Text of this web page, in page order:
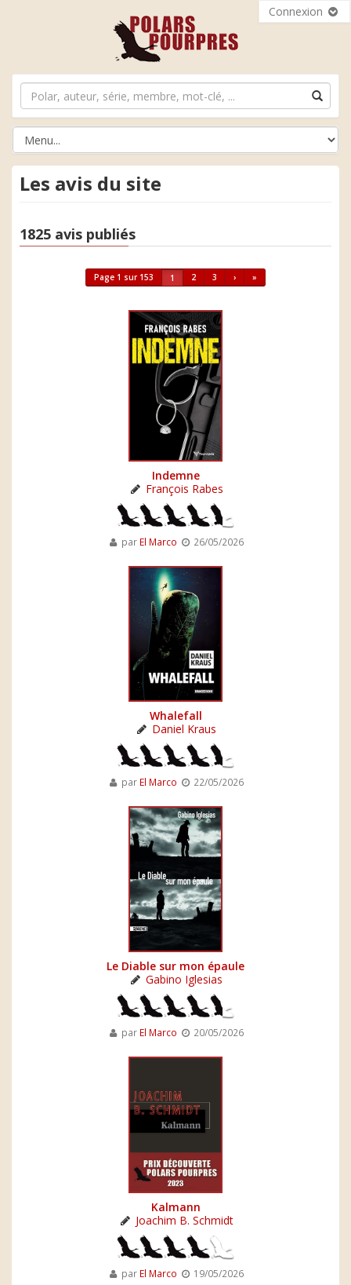
Connexion
Les avis du site
1825 avis publiés
Page 1 sur 153 1 2 3 › »
Indemne
François Rabes
par El Marco 26/05/2026
Whalefall
Daniel Kraus
par El Marco 22/05/2026
Le Diable sur mon épaule
Gabino Iglesias
par El Marco 20/05/2026
Kalmann
Joachim B. Schmidt
par El Marco 19/05/2026